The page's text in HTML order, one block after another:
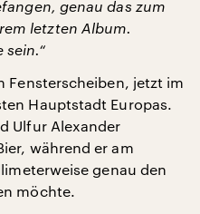
genau das zum
letzten Album.
sein.“
Fensterscheiben, jetzt im
Hauptstadt Europas.
Ulfur Alexander
während er am
genau den
möchte.